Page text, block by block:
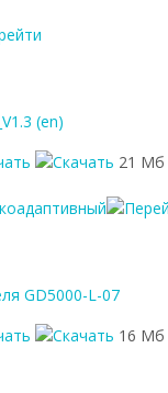
(en)
21 Мб
GD5000-L-07
16 Мб